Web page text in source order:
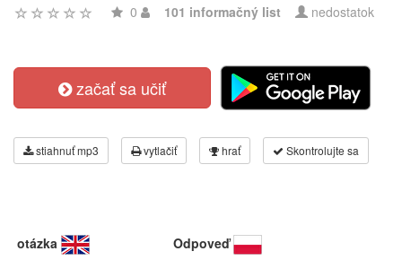
0 101 informačný list nedostatok
začať sa učiť
stiahnuť mp3 vytlačiť hrať Skontrolujte sa
otázka Odpoveď